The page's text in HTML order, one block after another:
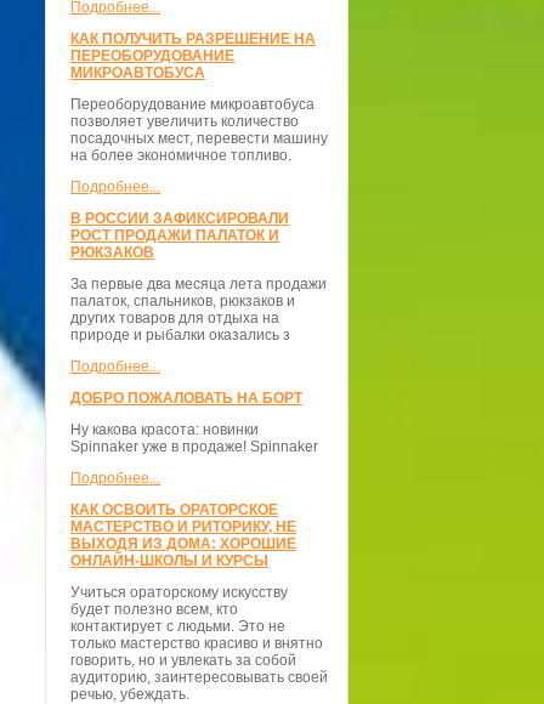
Подробнее...
КАК ПОЛУЧИТЬ РАЗРЕШЕНИЕ НА
ПЕРЕОБОРУДОВАНИЕ
МИКРОАВТОБУСА
Переоборудование микроавтобуса
позволяет увеличить количество
посадочных мест, перевести машину
на более экономичное топливо.
Подробнее...
В РОССИИ ЗАФИКСИРОВАЛИ
РОСТ ПРОДАЖИ ПАЛАТОК И
РЮКЗАКОВ
За первые два месяца лета продажи
палаток, спальников, рюкзаков и
других товаров для отдыха на
природе и рыбалки оказались з
Подробнее...
ДОБРО ПОЖАЛОВАТЬ НА БОРТ
Ну какова красота: новинки
Spinnaker уже в продаже! Spinnaker
Подробнее...
КАК ОСВОИТЬ ОРАТОРСКОЕ
МАСТЕРСТВО И РИТОРИКУ, НЕ
ВЫХОДЯ ИЗ ДОМА: ХОРОШИЕ
ОНЛАЙН-ШКОЛЫ И КУРСЫ
Учиться ораторскому искусству
будет полезно всем, кто
контактирует с людьми. Это не
только мастерство красиво и внятно
говорить, но и увлекать за собой
аудиторию, заинтересовывать своей
речью, убеждать.